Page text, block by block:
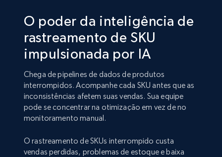
O poder da inteligência de
rastreamento de SKU
impulsionada por IA
Chega de pipelines de dados de produtos
interrompidos. Acompanhe cada SKU antes que as
inconsistências afetem suas vendas. Sua equipe
pode se concentrar na otimização em vez de no
monitoramento manual.
O rastreamento de SKUs interrompido custa
vendas perdidas, problemas de estoque e baixa